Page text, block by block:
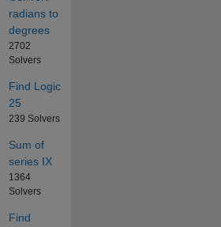
radians to
degrees
2702
Solvers
Find Logic
25
239 Solvers
Sum of
series IX
1364
Solvers
Find